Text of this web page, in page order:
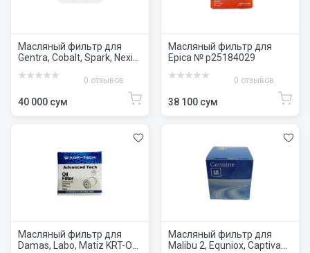
Масляный фильтр для
Gentra, Cobalt, Spark, Nexia
0 отзывов
40 000 сум
Масляный фильтр для
Epica № p25184029
0 отзывов
38 100 сум
Масляный фильтр для
Damas, Labo, Matiz KRT-OF-
Масляный фильтр для
Malibu 2, Equniox, Captiva